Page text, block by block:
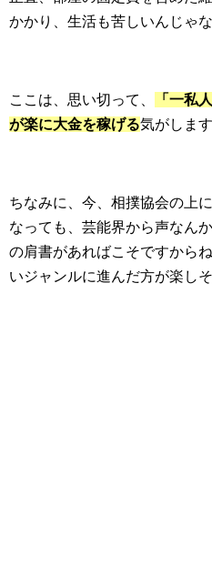
かかり、生活も苦しいんじゃ
ここは、思い切って、
「一私
が楽に大金を稼げる気がします
ちなみに、今、相撲協会の上
なっても、芸能界から声なん
の肩書があればこそですから
いジャンルに進んだ方が楽し